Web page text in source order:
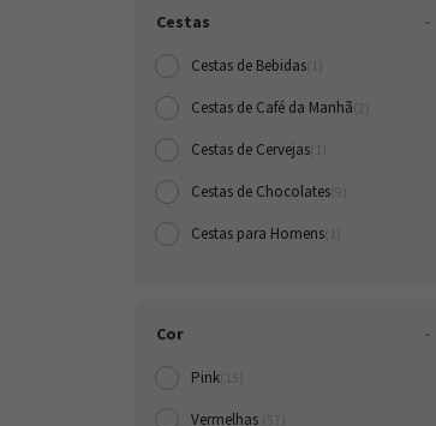
Cestas
Cestas de Bebidas
Cestas de Café da Manh
Cestas de Cervejas
Cestas de Chocolates
Cestas para Homens
Cor
Pink
Vermelhas